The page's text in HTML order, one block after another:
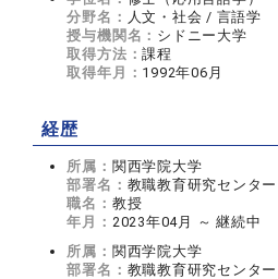
分野名： 人文・社会 / 言語学
授与機関名： シドニー大学
取得方法：課程
取得年月： 1992年06月
経歴
所属： 関西学院大学
部署名： 教職教育研究センター
職名： 教授
年月： 2023年04月 ～ 継続中
所属： 関西学院大学
部署名： 教職教育研究センター